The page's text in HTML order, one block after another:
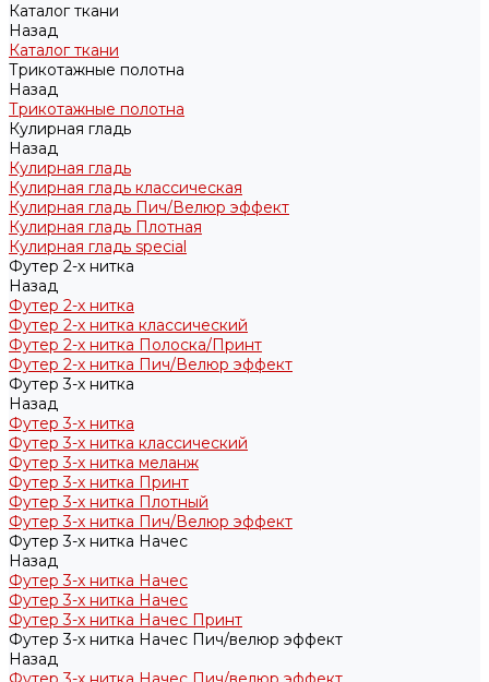
Каталог ткани
Назад
Каталог ткани
Трикотажные полотна
Назад
Трикотажные полотна
Кулирная гладь
Назад
Кулирная гладь
Кулирная гладь классическая
Кулирная гладь Пич/Велюр эффект
Кулирная гладь Плотная
Кулирная гладь special
Футер 2-х нитка
Назад
Футер 2-х нитка
Футер 2-х нитка классический
Футер 2-х нитка Полоска/Принт
Футер 2-х нитка Пич/Велюр эффект
Футер 3-х нитка
Назад
Футер 3-х нитка
Футер 3-х нитка классический
Футер 3-х нитка меланж
Футер 3-х нитка Принт
Футер 3-х нитка Плотный
Футер 3-х нитка Пич/Велюр эффект
Футер 3-х нитка Начес
Назад
Футер 3-х нитка Начес
Футер 3-х нитка Начес
Футер 3-х нитка Начес Принт
Футер 3-х нитка Начес Пич/велюр эффект
Назад